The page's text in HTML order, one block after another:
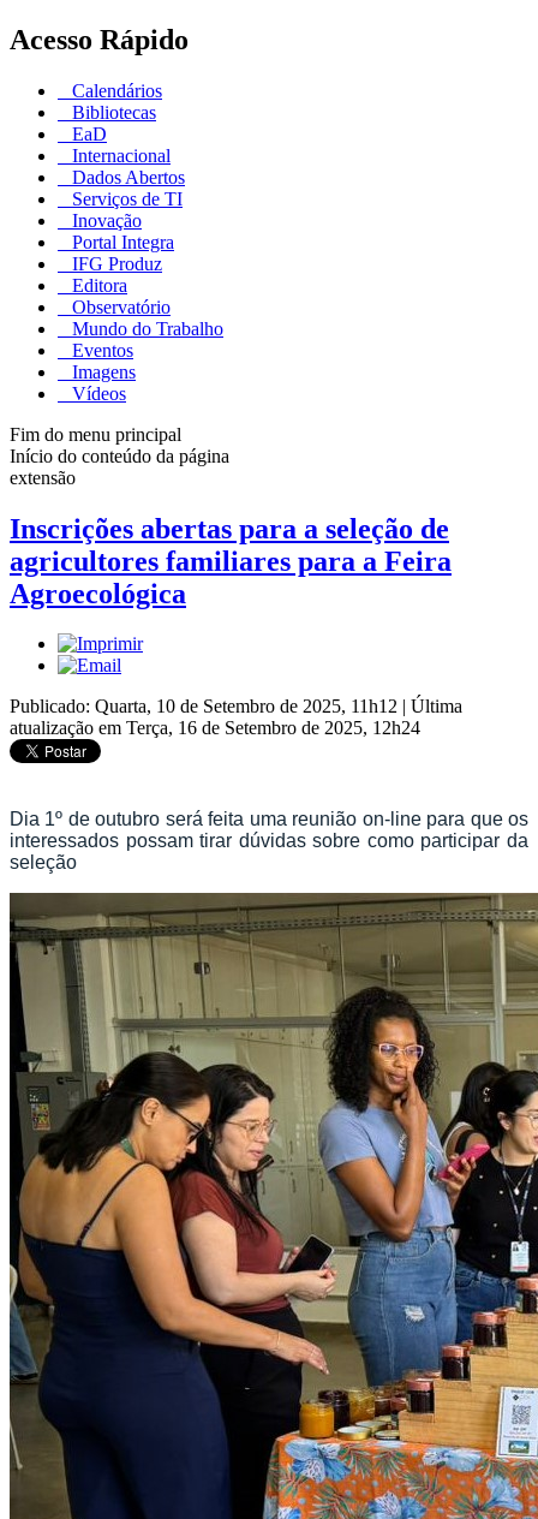
Acesso Rápido
Calendários
Bibliotecas
EaD
Internacional
Dados Abertos
Serviços de TI
Inovação
Portal Integra
IFG Produz
Editora
Observatório
Mundo do Trabalho
Eventos
Imagens
Vídeos
Fim do menu principal
Início do conteúdo da página
extensão
Inscrições abertas para a seleção de
agricultores familiares para a Feira
Agroecológica
Publicado: Quarta, 10 de Setembro de 2025, 11h12 | Última
atualização em Terça, 16 de Setembro de 2025, 12h24
Dia 1º de outubro será feita uma reunião on-line para que os
interessados possam tirar dúvidas sobre como participar da
seleção